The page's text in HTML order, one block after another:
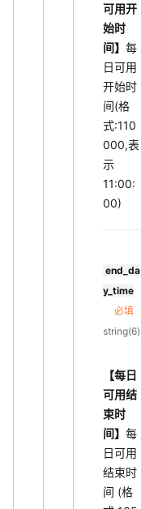
可用开
始时
间】 每
日可用
开始时
间(格
式:110
000,表
示
11:00:
00)
end_da
y_time
必填
string(6)
【每日
可用结
束时
间】 每
日可用
结束时
间 (格